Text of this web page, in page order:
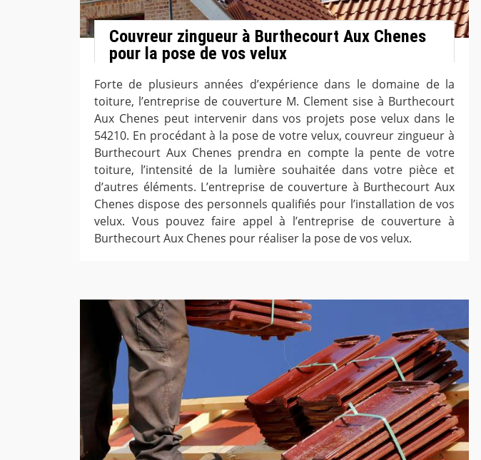
Couvreur zingueur à Burthecourt Aux Chenes
pour la pose de vos velux
Forte de plusieurs années d’expérience dans le domaine de la
toiture, l’entreprise de couverture M. Clement sise à Burthecourt
Aux Chenes peut intervenir dans vos projets pose velux dans le
54210. En procédant à la pose de votre velux, couvreur zingueur à
Burthecourt Aux Chenes prendra en compte la pente de votre
toiture, l’intensité de la lumière souhaitée dans votre pièce et
d’autres éléments. L’entreprise de couverture à Burthecourt Aux
Chenes dispose des personnels qualifiés pour l’installation de vos
velux. Vous pouvez faire appel à l’entreprise de couverture à
Burthecourt Aux Chenes pour réaliser la pose de vos velux.